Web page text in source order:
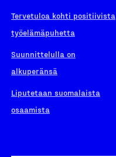
Tervetuloa kohti positiivista
työelämäpuhetta
Suunnittelulla on
alkuperänsä
Liputetaan suomalaista
osaamista